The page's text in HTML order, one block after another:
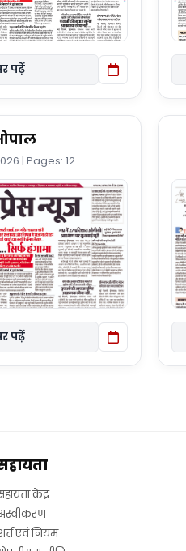
पढ़ें
| Pages: 12
पढ़ें
केंद्र
एवं नियम